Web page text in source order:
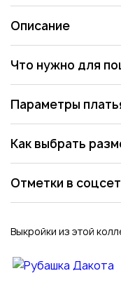
Описание
Что нужно для
Параметры
Как выбрать
Отметки в
Выкройки из этой